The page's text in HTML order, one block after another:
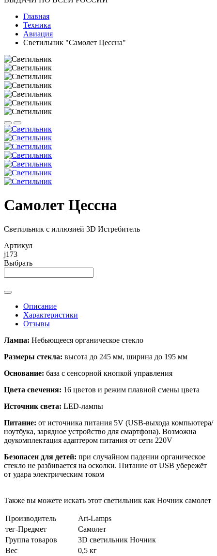
Главная
Техника
Авиация
Светильник "Самолет Цессна"
Самолет Цессна
Светильник с иллюзией 3D Истребитель
Артикул
j173
Выбрать
Описание
Характеристики
Отзывы
Лампа: Небьющееся органическое стекло
Размеры стекла: высота до 245 мм, ширина до 195 мм
Основание: база с сенсорной кнопкой управления
Цвета свечения: 16 цветов и режим плавной смены цвета
Источник света: LED-лампы
Питание: от источника питания 5V (USB-выхода компьютера/
ноутбука, зарядное устройство для смартфона). Возможна
доукомплектация адаптером питания от сети 220V
Безопасен для детей: при случайном падении органическое
стекло не разбивается на осколки. Питание от USB убережёт
от удара электрическим током
Также вы можете искать этот светильник как Ночник самолет
Производитель
Art-Lamps
тег-Предмет
Самолет
Группа товаров
3D светильник Ночник
Вес
0,5 кг